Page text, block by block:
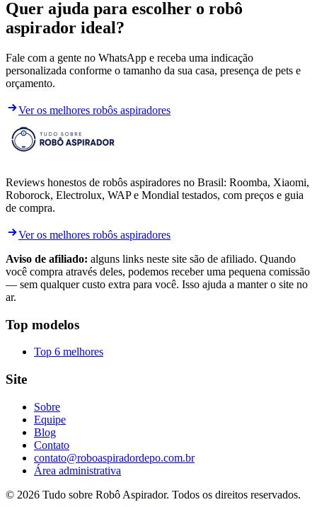
Quer ajuda para escolher o robô
aspirador ideal?
Fale com a gente no WhatsApp e receba uma indicação
personalizada conforme o tamanho da sua casa, presença de pets e
orçamento.
Ver os melhores robôs aspiradores
Reviews honestos de robôs aspiradores no Brasil: Roomba, Xiaomi,
Roborock, Electrolux, WAP e Mondial testados, com preços e guia
de compra.
Ver os melhores robôs aspiradores
Aviso de afiliado: alguns links neste site são de afiliado. Quando
você compra através deles, podemos receber uma pequena comissão
— sem qualquer custo extra para você. Isso ajuda a manter o site no
ar.
Top modelos
Top 6 melhores
Site
Sobre
Equipe
Blog
Contato
contato@roboaspiradordepo.com.br
Área administrativa
© 2026 Tudo sobre Robô Aspirador. Todos os direitos reservados.